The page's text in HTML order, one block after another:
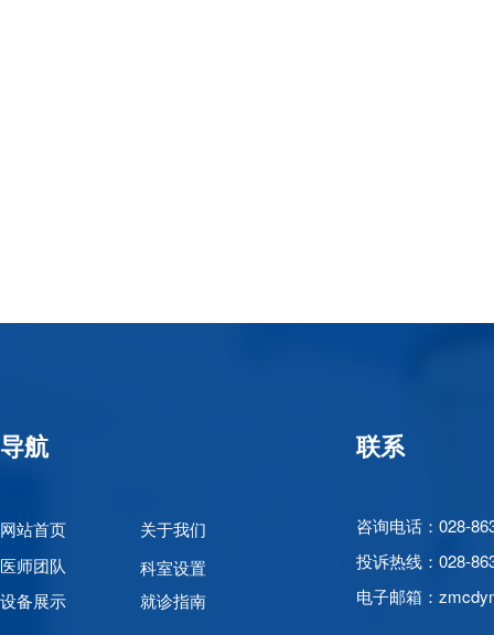
网站首页 关于我们
设备展示
医师团队
科室设置
就诊指南
咨询电话：028-
投诉热线： 028-
电子邮箱：
导航 联系